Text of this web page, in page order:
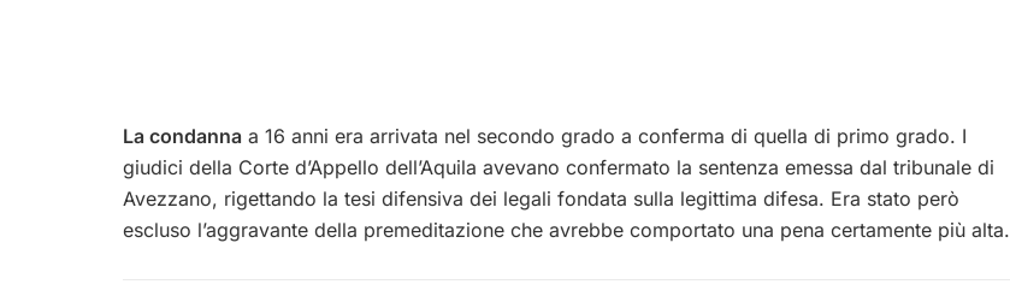
La condanna a 16 anni era arrivata nel secondo grado a conferma di quella di primo grado. I
giudici della Corte d’Appello dell’Aquila avevano confermato la sentenza emessa dal tribunale di
Avezzano, rigettando la tesi difensiva dei legali fondata sulla legittima difesa. Era stato però
escluso l’aggravante della premeditazione che avrebbe comportato una pena certamente più alta.